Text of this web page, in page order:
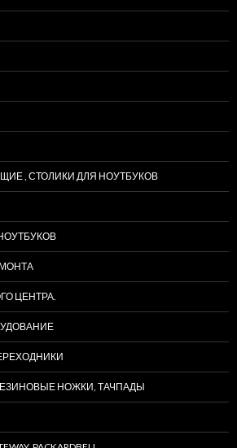
, СТОЛИКИ ДЛЯ НОУТБУКОВ
ЦЕНТРА.
НОЖКИ, ТАЧПАДЫ